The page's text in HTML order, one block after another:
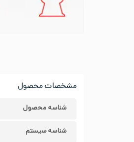
مشخصات محصول
شناسه محصول
شناسه سیستم